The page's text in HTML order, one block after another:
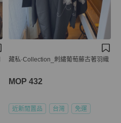
藏私·Collection_刺繡葡萄藤古著羽織
MOP 432
近新閒置品 台灣 免運